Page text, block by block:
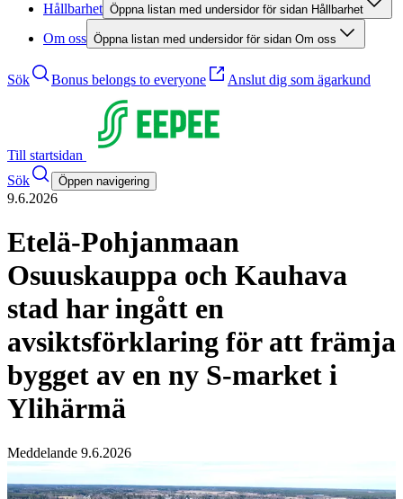
Hållbarhet Öppna listan med undersidor för sidan Hållbarhet
Om oss Öppna listan med undersidor för sidan Om oss
Sök Bonus belongs to everyone Anslut dig som ägarkund
Till startsidan
Sök
Öppen navigering
9.6.2026
Etelä-Pohjanmaan
Osuuskauppa och Kauhava
stad har ingått en
avsiktsförklaring för att främja
bygget av en ny S-market i
Ylihärmä
Meddelande 9.6.2026